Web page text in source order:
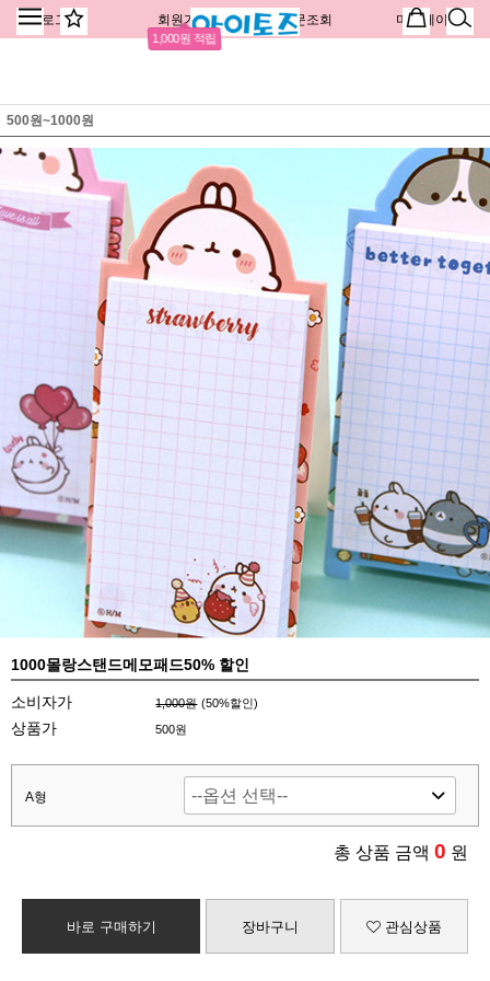
로그인 회원가입
1,000원 적립
주문조회 마이페이지
500원~1000원
1000몰랑스탠드메모패드50% 할인
소비자가 1,000원 (50%할인)
상품가 500원
A형
총 상품 금액 0 원
바로 구매하기 장바구니 관심상품